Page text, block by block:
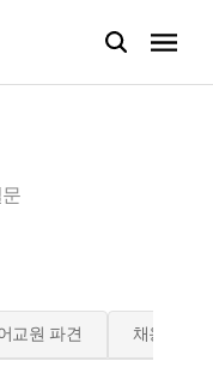
교원 파견 채용